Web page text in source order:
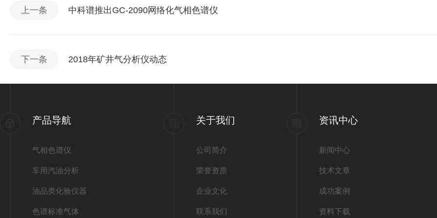
上一条 中科谱推出GC-2090网络化气相色谱仪
下一条 2018年矿井气分析仪动态
产品导航
气相色谱仪
车用汽油分析
油品类化验仪器
色谱标准气体
关于我们
公司简介
荣誉资质
企业文化
联系我们
资讯中心
新闻中心
技术文章
成功案例
资料下载